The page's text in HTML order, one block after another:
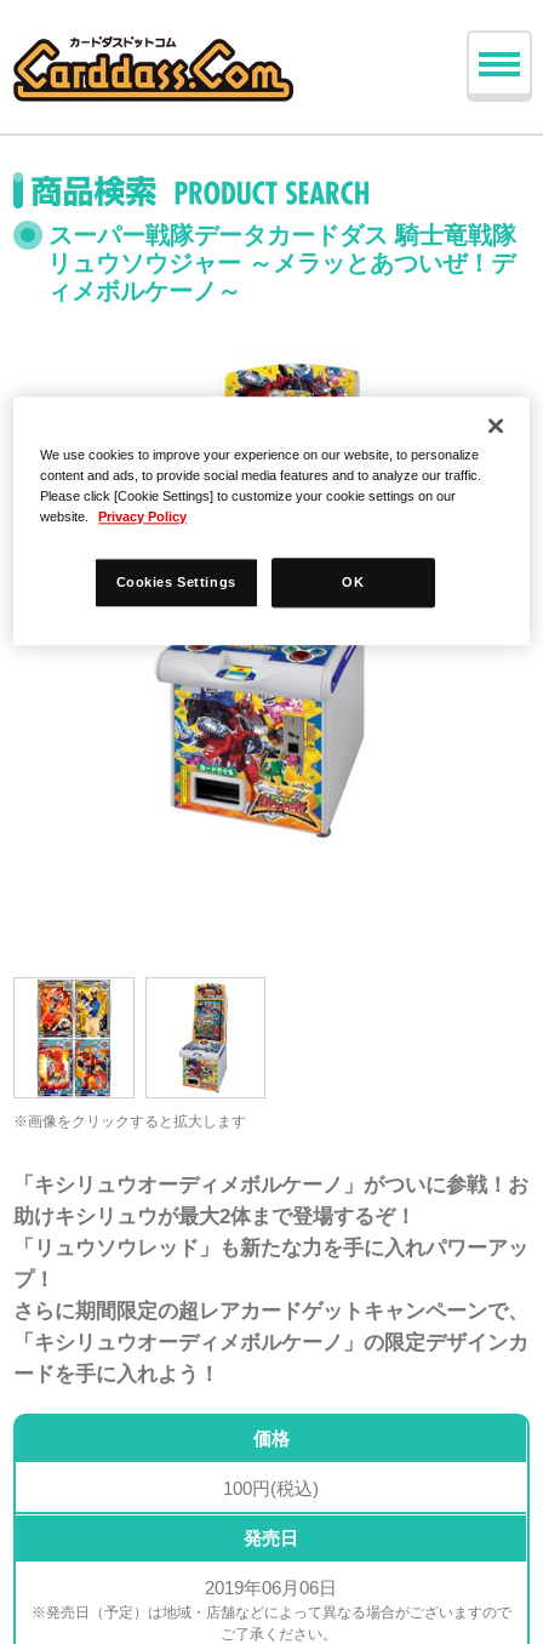
スーパー戦隊データカードダス 騎士竜戦隊
リュウソウジャー ～メラッとあついぜ！デ
ィメボルケーノ～
※画像をクリックすると拡大します
「キシリュウオーディメボルケーノ」がついに参戦！お
助けキシリュウが最大2体まで登場するぞ！
「リュウソウレッド」も新たな力を手に入れパワーアッ
プ！
さらに期間限定の超レアカードゲットキャンペーンで、
「キシリュウオーディメボルケーノ」の限定デザインカ
ードを手に入れよう！
価格
100円(税込)
発売日
2019年06月06日
※発売日（予定）は地域・店舗などによって異なる場合がございますので
ご了承ください。
We use cookies to improve your experience on our website, to personalize
content and ads, to provide social media features and to analyze our traffic.
Please click [Cookie Settings] to customize your cookie settings on our
website.
Privacy Policy
Cookies Settings OK